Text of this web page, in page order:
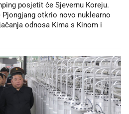
posjetit će Sjevernu Koreju.
otkrio novo nuklearno
odnosa Kima s Kinom i